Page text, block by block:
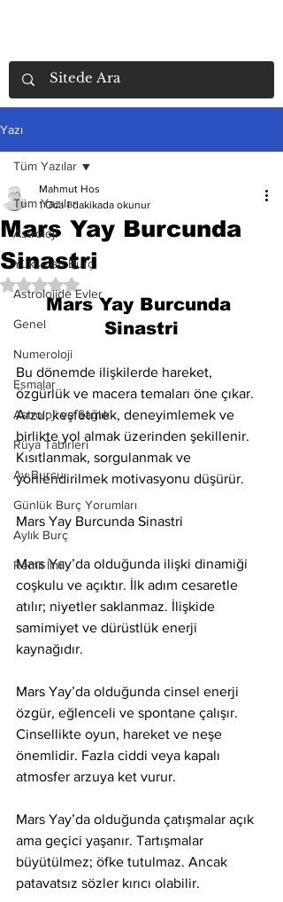
Yazı
Tüm Yazılar
Astroloji
Yükselen Burç
Astrolojide Evler
Genel
Numeroloji
Esmalar
Astroloji ve Sağlık
Rüya Tabirleri
Ay Burcu
Günlük Burç Yorumları
Aylık Burç
Remil İlmi
Tüm Yazılar
Mars Yay Burcunda
Sinastri
Mahmut Hos
1 Oca 1 dakikada okunur
5 üzerinden NaN yıldız
Mars Yay Burcunda
Sinastri
Bu dönemde ilişkilerde hareket,
özgürlük ve macera temaları öne çıkar.
Arzu; keşfetmek, deneyimlemek ve
birlikte yol almak üzerinden şekillenir.
Kısıtlanmak, sorgulanmak ve
yönlendirilmek motivasyonu düşürür.
Mars Yay Burcunda Sinastri
Mars Yay’da olduğunda ilişki dinamiği
coşkulu ve açıktır. İlk adım cesaretle
atılır; niyetler saklanmaz. İlişkide
samimiyet ve dürüstlük enerji
kaynağıdır.
Mars Yay’da olduğunda cinsel enerji
özgür, eğlenceli ve spontane çalışır.
Cinsellikte oyun, hareket ve neşe
önemlidir. Fazla ciddi veya kapalı
atmosfer arzuya ket vurur.
Mars Yay’da olduğunda çatışmalar açık
ama geçici yaşanır. Tartışmalar
büyütülmez; öfke tutulmaz. Ancak
patavatsız sözler kırıcı olabilir.